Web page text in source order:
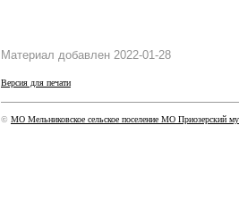
Материал добавлен 2022-01-28
Версия для печати
© МО Мельниковское сельское поселение МО Приозерский